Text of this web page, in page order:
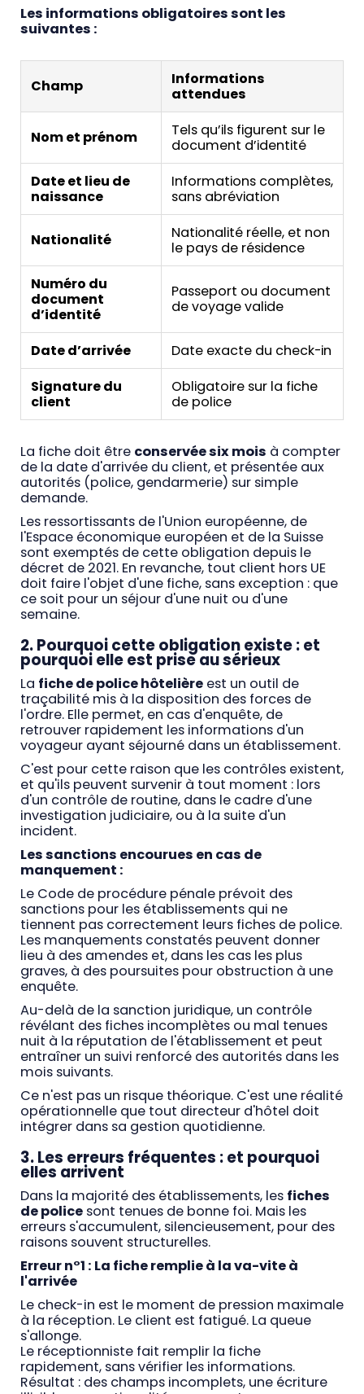
Les informations obligatoires sont les
suivantes :
Champ
Informations
attendues
Nom et prénom
Tels qu’ils figurent sur le
document d’identité
Date et lieu de
naissance
Informations complètes,
sans abréviation
Nationalité
Nationalité réelle, et non
le pays de résidence
Numéro du
document
d’identité
Passeport ou document
de voyage valide
Date d’arrivée
Date exacte du check-in
Signature du
client
Obligatoire sur la fiche
de police
La fiche doit être conservée six mois à compter
de la date d'arrivée du client, et présentée aux
autorités (police, gendarmerie) sur simple
demande.
Les ressortissants de l'Union européenne, de
l'Espace économique européen et de la Suisse
sont exemptés de cette obligation depuis le
décret de 2021. En revanche, tout client hors UE
doit faire l'objet d'une fiche, sans exception : que
ce soit pour un séjour d'une nuit ou d'une
semaine.
2. Pourquoi cette obligation existe : et
pourquoi elle est prise au sérieux
La fiche de police hôtelière est un outil de
traçabilité mis à la disposition des forces de
l'ordre. Elle permet, en cas d'enquête, de
retrouver rapidement les informations d'un
voyageur ayant séjourné dans un établissement.
C'est pour cette raison que les contrôles existent,
et qu'ils peuvent survenir à tout moment : lors
d'un contrôle de routine, dans le cadre d'une
investigation judiciaire, ou à la suite d'un
incident.
Les sanctions encourues en cas de
manquement :
Le Code de procédure pénale prévoit des
sanctions pour les établissements qui ne
tiennent pas correctement leurs fiches de police.
Les manquements constatés peuvent donner
lieu à des amendes et, dans les cas les plus
graves, à des poursuites pour obstruction à une
enquête.
Au-delà de la sanction juridique, un contrôle
révélant des fiches incomplètes ou mal tenues
nuit à la réputation de l'établissement et peut
entraîner un suivi renforcé des autorités dans les
mois suivants.
Ce n'est pas un risque théorique. C'est une réalité
opérationnelle que tout directeur d'hôtel doit
intégrer dans sa gestion quotidienne.
3. Les erreurs fréquentes : et pourquoi
elles arrivent
Dans la majorité des établissements, les fiches
de police sont tenues de bonne foi. Mais les
erreurs s'accumulent, silencieusement, pour des
raisons souvent structurelles.
Erreur n°1 : La fiche remplie à la va-vite à
l'arrivée
Le check-in est le moment de pression maximale
à la réception. Le client est fatigué. La queue
s'allonge.
Le réceptionniste fait remplir la fiche
rapidement, sans vérifier les informations.
Résultat : des champs incomplets, une écriture